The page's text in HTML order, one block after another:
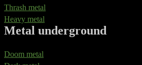
Thrash metal
Heavy metal
Metal underground
Doom metal